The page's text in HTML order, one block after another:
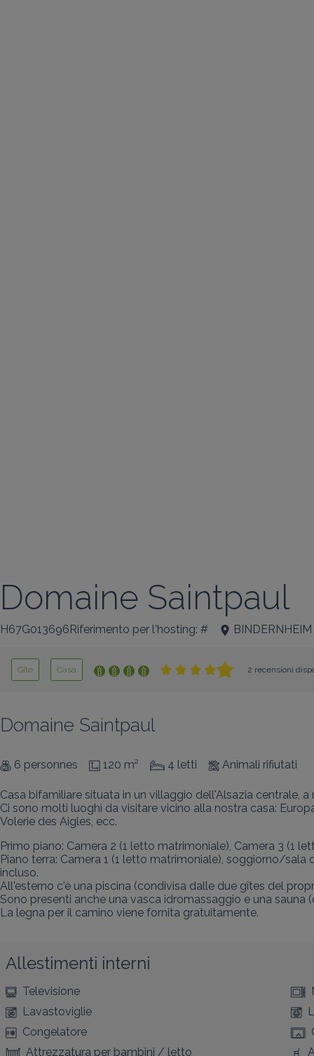
Domaine Saintpaul
H67G013696Riferimento per l'hosting: # BINDERNHEIM
Gîte Casa 2 recensioni
Domaine Saintpaul
6 personnes 120 m² 4 letti Animali rifiutati
Casa bifamiliare situata in un villaggio dell'Alsazia centrale,
Ci sono molti luoghi da visitare vicino alla nostra casa:
Volerie des Aigles, ecc.
Primo piano: Camera 2 (1 letto matrimoniale), Camera 3 (1
Piano terra: Camera 1 (1 letto matrimoniale), soggiorno/
incluso.
All'esterno c'è una piscina (condivisa dalle due gîtes del
Sono presenti anche una vasca idromassaggio e una sauna
La legna per il camino viene fornita gratuitamente.
Allestimenti interni
Televisione
Lavastoviglie
Congelatore
Attrezzatura per bambini / letto